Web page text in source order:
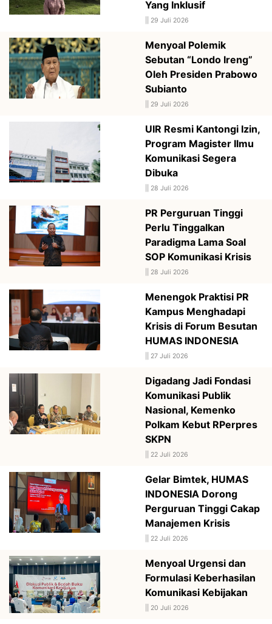
Yang Inklusif
29 Juli 2026
Menyoal Polemik
Sebutan “Londo Ireng”
Oleh Presiden Prabowo
Subianto
29 Juli 2026
UIR Resmi Kantongi Izin,
Program Magister Ilmu
Komunikasi Segera
Dibuka
28 Juli 2026
PR Perguruan Tinggi
Perlu Tinggalkan
Paradigma Lama Soal
SOP Komunikasi Krisis
28 Juli 2026
Menengok Praktisi PR
Kampus Menghadapi
Krisis di Forum Besutan
HUMAS INDONESIA
27 Juli 2026
Digadang Jadi Fondasi
Komunikasi Publik
Nasional, Kemenko
Polkam Kebut RPerpres
SKPN
22 Juli 2026
Gelar Bimtek, HUMAS
INDONESIA Dorong
Perguruan Tinggi Cakap
Manajemen Krisis
22 Juli 2026
Menyoal Urgensi dan
Formulasi Keberhasilan
Komunikasi Kebijakan
20 Juli 2026